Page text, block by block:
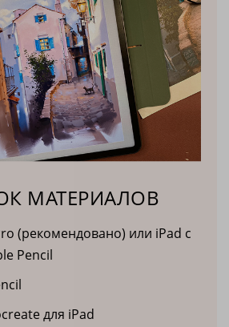
МАТЕРИАЛОВ
(рекомендовано) или iPad с
Pencil
для iPad